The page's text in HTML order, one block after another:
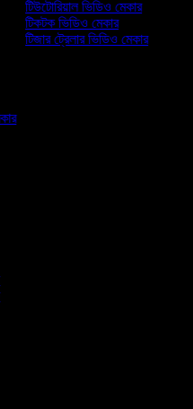
টিউটোরিয়াল ভিডিও মেকার
টিকটক ভিডিও মেকার
টিজার ট্রেলার ভিডিও মেকার